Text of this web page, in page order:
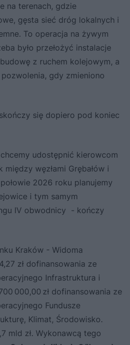
na terenach, gdzie
gęsta sieć dróg lokalnych i
To operacja na żywym
było przełożyć instalacje
z ruchem kolejowym, a
gdy zmieniono
się dopiero pod koniec
udostępnić kierowcom
węzłami Grębałów i
2026 roku planujemy
i tym samym
IV obwodnicy - kończy
Kraków - Widoma
zł dofinansowania ze
Infrastruktura i
000,00 zł dofinansowania ze
Fundusze
Klimat, Środowisko.
mld zł. Wykonawcą tego